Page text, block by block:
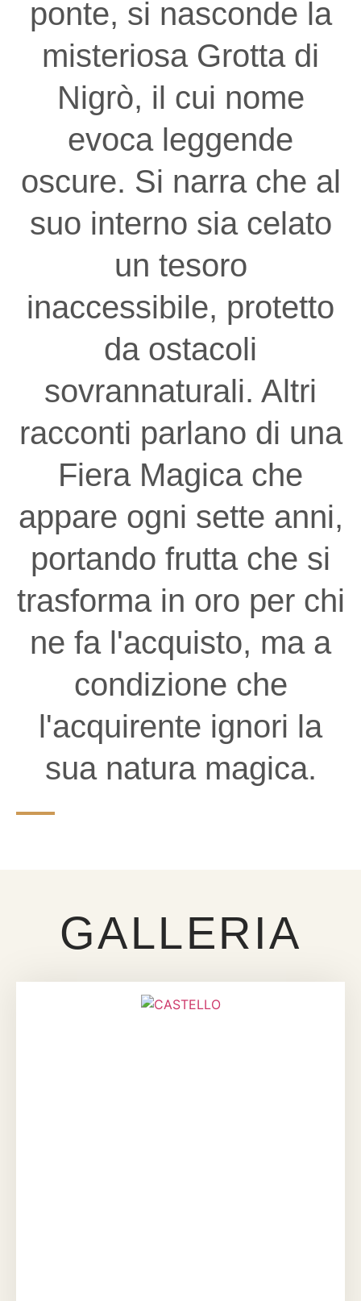
ponte, si nasconde la
misteriosa Grotta di
Nigrò, il cui nome
evoca leggende
oscure. Si narra che al
suo interno sia celato
un tesoro
inaccessibile, protetto
da ostacoli
sovrannaturali. Altri
racconti parlano di una
Fiera Magica che
appare ogni sette anni,
portando frutta che si
trasforma in oro per chi
ne fa l'acquisto, ma a
condizione che
l'acquirente ignori la
sua natura magica.
GALLERIA